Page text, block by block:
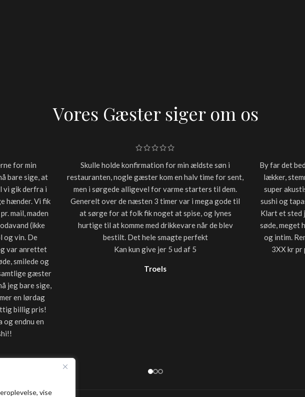
vise
Vores Gæster siger om os
for min
bare sige, at
vi gik derfra i
hænder. Vi fik
mail, maden
(ikke
og vin. De
var anrettet
smilede og
gæster
jeg bare sige,
en lørdag
billig pris!
endnu en
Skulle holde konfirmation for min ældste søn i
restauranten, nogle gæster kom en halv time for sent,
men i sørgede alligevel for varme starters til dem.
Generelt over de næsten 3 timer var i mega gode til
at sørge for at folk fik noget at spise, og lynes
hurtige til at komme med drikkevare når de blev
bestilt. Det hele smagte perfekt
Kan kun give jer 5 ud af 5
Troels
By far det
lækker,
super
sushi og
Klart et sted
søde, meget
og intim.
3XX kr pr